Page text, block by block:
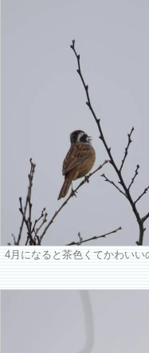
4月になると茶色くてかわいい